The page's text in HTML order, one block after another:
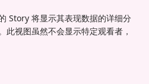
Story 将显示其表现数据的详细分
视图虽然不会显示特定观看者，